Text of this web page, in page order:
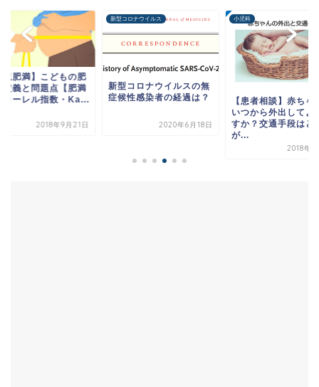
ロナウイルス
コロナウイルスの無
性感染者の経過は？
2020年6月18日
小児科
【患者相談】赤ちゃんは
すか？交通手段はどれ
小児科
ームケアのポイント
診の目安を解説】
2018年12